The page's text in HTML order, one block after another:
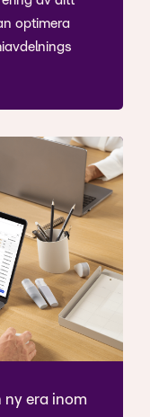
optimera
era inom